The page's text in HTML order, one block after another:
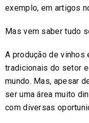
exemplo, em artigos
Mas vem saber tudo
A produção de
tradicionais do setor
mundo. Mas, apesar
ser uma área muito
com diversas